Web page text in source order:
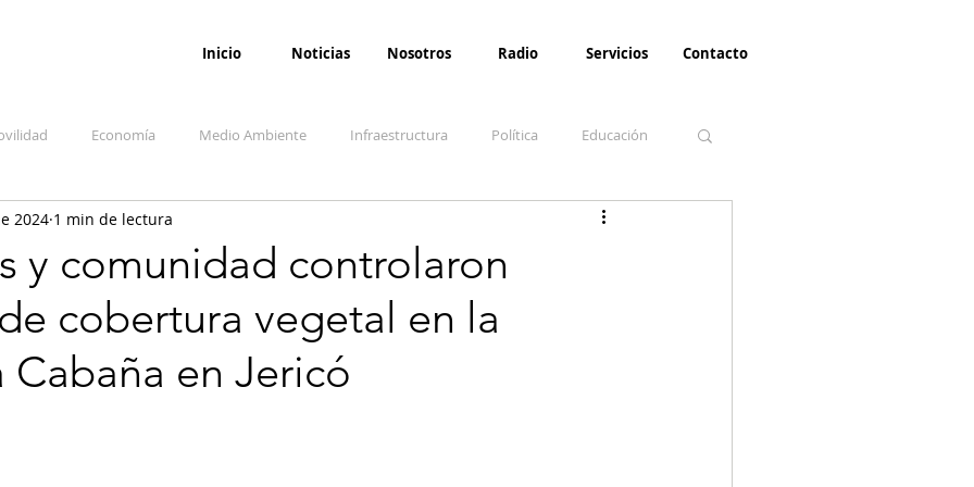
Inicio Noticias Nosotros Radio Servicios Contacto
Economía Medio Ambiente Infraestructura Política Educación
Salud Opinión Paz
Vida y sociedad Denuncia Ciudadana Conflicto armado interno
y comunidad controlaron
cobertura vegetal en la
Cabaña en Jericó
2024 1 min de lectura